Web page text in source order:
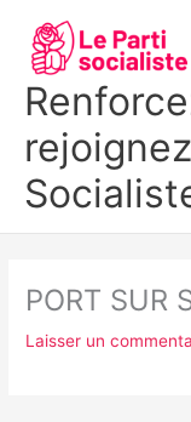
contenu
PORT SUR
Laisser un